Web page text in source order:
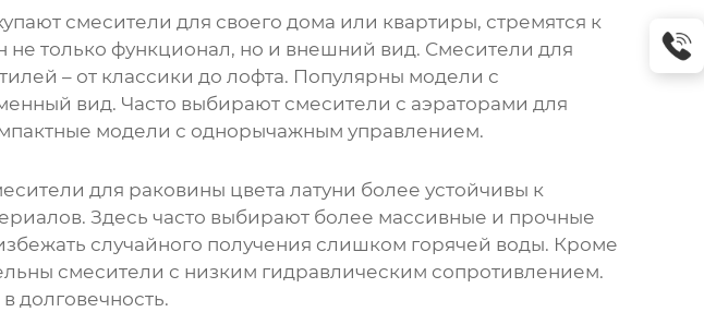
смесители для своего дома или квартиры, стремятся к
только функционал, но и внешний вид. Смесители для
– от классики до лофта. Популярны модели с
вид. Часто выбирают смесители с аэраторами для
модели с однорычажным управлением.
для раковины цвета латуни более устойчивы к
Здесь часто выбирают более массивные и прочные
случайного получения слишком горячей воды. Кроме
смесители с низким гидравлическим сопротивлением.
долговечность.